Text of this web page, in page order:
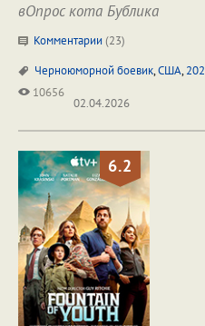
вОпрос кота Бублика
Комментарии (23)
Черноюморной боевик,США,
10656
02.04.2026
6.2